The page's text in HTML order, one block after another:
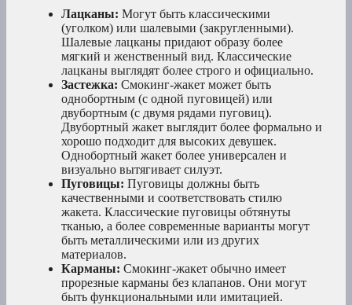
Лацканы: Могут быть классическими
(уголком) или шалевыми (закругленными).
Шалевые лацканы придают образу более
мягкий и женственный вид. Классические
лацканы выглядят более строго и официально.
Застежка: Смокинг-жакет может быть
однобортным (с одной пуговицей) или
двубортным (с двумя рядами пуговиц).
Двубортный жакет выглядит более формально и
хорошо подходит для высоких девушек.
Однобортный жакет более универсален и
визуально вытягивает силуэт.
Пуговицы: Пуговицы должны быть
качественными и соответствовать стилю
жакета. Классические пуговицы обтянуты
тканью, а более современные варианты могут
быть металлическими или из других
материалов.
Карманы: Смокинг-жакет обычно имеет
прорезные карманы без клапанов. Они могут
быть функциональными или имитацией.